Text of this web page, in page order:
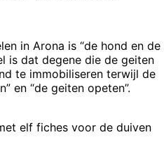
in Arona is “de hond en de
is dat degene die de geiten
te immobiliseren terwijl de
en “de geiten opeten”.
elf fiches voor de duiven